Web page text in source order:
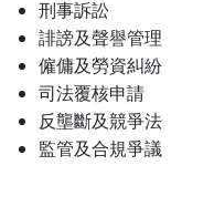
刑事訴訟
誹謗及聲譽管理
僱傭及勞資糾紛
司法覆核申請
反壟斷及競爭法
監管及合規爭議